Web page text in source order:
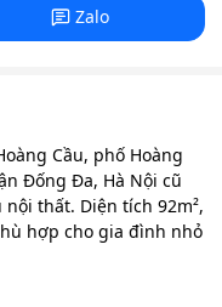
Zalo
Cầu, phố Hoàng
Đống Đa, Hà Nội cũ
thất. Diện tích 92m²,
hợp cho gia đình nhỏ